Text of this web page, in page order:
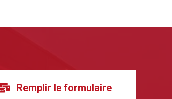
Remplir le formulaire